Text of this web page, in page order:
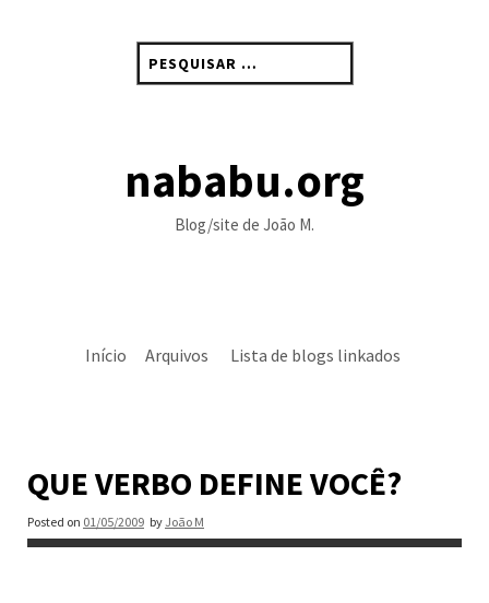
por:
nababu.org
Blog/site de João M.
Início Arquivos Lista de blogs linkados
QUE VERBO DEFINE VOCÊ?
Posted on 01/05/2009 by João M